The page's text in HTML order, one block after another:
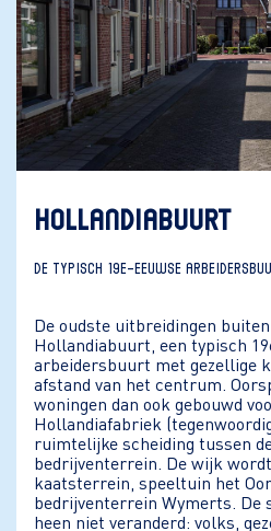
HOLLANDIABUURT
DE TYPISCH 19E-EEUWSE
De oudste uitbreidingen
Hollandiabuurt, een typisch
arbeidersbuurt met gezellige
afstand van het centrum.
woningen dan ook gebouwd
Hollandiafabriek
ruimtelijke scheiding tussen
bedrijventerrein. De wijk
kaatsterrein, speeltuin het
bedrijventerrein Wymerts. De
heen niet veranderd: volks,